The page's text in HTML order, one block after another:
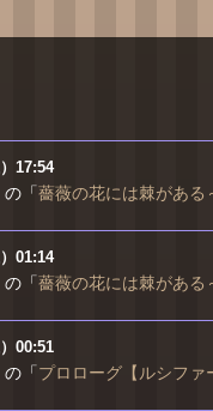
17:54
の「薔薇の花には棘がある
01:14
の「薔薇の花には棘がある
00:51
の「プロローグ【ルシファ